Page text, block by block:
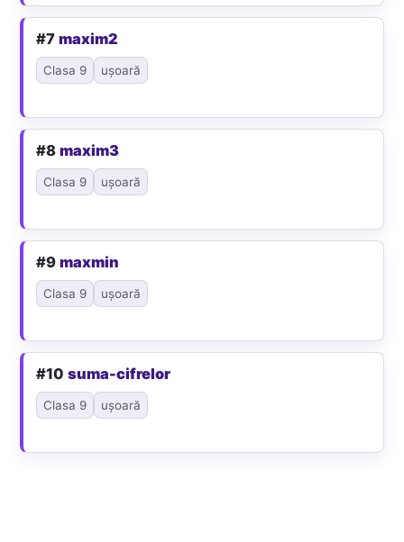
#7maxim2
Clasa 9 ușoară
#8maxim3
Clasa 9 ușoară
#9maxmin
Clasa 9 ușoară
#10suma-cifrelor
Clasa 9 ușoară